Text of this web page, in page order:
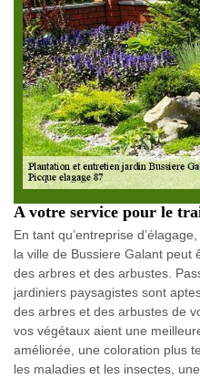
A votre service pour le
En tant qu’entreprise
la ville de Bussiere Galant peut
des arbres et des arbustes.
jardiniers paysagistes sont
des arbres et des arbustes de
vos végétaux aient une
améliorée, une coloration plus
les maladies et les insectes,